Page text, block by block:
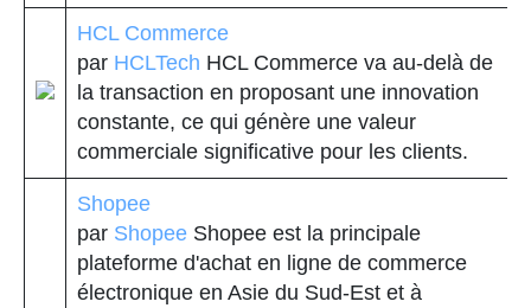
HCL Commerce
par HCLTech HCL Commerce va au-delà de
la transaction en proposant une innovation
constante, ce qui génère une valeur
commerciale significative pour les clients.
Shopee
par Shopee Shopee est la principale
plateforme d'achat en ligne de commerce
électronique en Asie du Sud-Est et à